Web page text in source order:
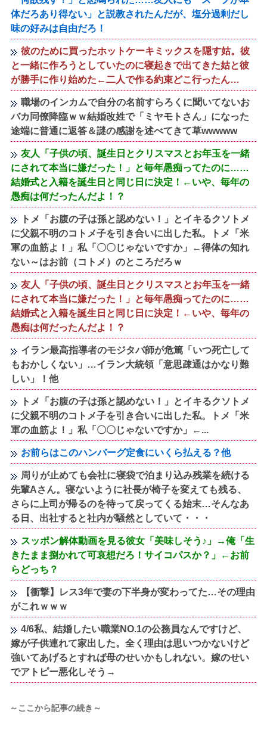
体だろあり得ない」と説教されたんだが、塩分過剰だし
味の好みは自由だろ！
彼のために買ったホットケーキミックスを隠す姑。彼
と一緒に作ろうとしていたのに寝起きで出てきた姑と彼
が勝手に作り始めた←二人で作る約束どこ行ったん…
職場のインカムで自分の名前すらろくに聞いてないお
バカ同僚降臨ｗｗ結婚改姓で「ミヤモトさん」になった
途端に普通に返答＆謎の感謝を述べてきて草wwwww
友人「子供の頃、誕生日とクリスマスとお年玉を一緒
にされて本当に嫌だった！」と毎年愚痴ってたのに……
結婚式と入籍を誕生日と同じ日に決定！←いや、毎年の
愚痴は何だったんだよ！？
トメ「お腹の子は孫と認めない！」とイキるクソトメ
に父親不明のコトメ子を引き合いに出した私。トメ「米
軍の血筋よ！」私「〇〇じゃないですか」←得体の知れ
ない～はお前（コトメ）のところだろｗ
友人「子供の頃、誕生日とクリスマスとお年玉を一緒
にされて本当に嫌だった！」と毎年愚痴ってたのに……
結婚式と入籍を誕生日と同じ日に決定！←いや、毎年の
愚痴は何だったんだよ！？
イラン最高指導者のモジタバ師が危篤「いつ死亡して
もおかしくない」…イラン大統領「意思疎通はかなり難
しい」！他
トメ「お腹の子は孫と認めない！」とイキるクソトメ
に父親不明のコトメ子を引き合いに出した私。トメ「米
軍の血筋よ！」私「〇〇じゃないですか」←...
お前らはこのハンバーグ定食にいくら払える？他
周りが止めても会社に寝袋で泊まり込み残業を続ける
先輩Aさん。寝ないように社長が椅子を変えても残る、
さらに上司が帰るのを待って戻ってくる始末…そんなあ
る日、出社すると社内が騒然としていて・・・
スッポン解体動画を見る彼女「美味しそう♪」→俺「生
きたまま捌かれて可哀想だろ！サイコパスか？」←お前
らどっち？
【衝撃】レス3年で妻の下半身が変わってた…その理由
がこれｗｗｗ
4/6私、結婚したい職業NO.1の公務員なんですけど、
嫁が子供連れて家出した。全く理由は思いつかないけど
強いてあげるとすれば母のせいかもしれない。嫁のせい
でアトピー悪化しそう→
～ここから記事の続き～